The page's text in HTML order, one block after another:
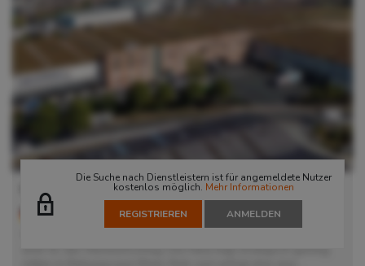
Die Suche nach Dienstleistern ist für angemeldete Nutzer
kostenlos möglich. Mehr Informationen
REGISTRIEREN ANMELDEN
RBS 41
40599 Düsseldorf, Deutschland